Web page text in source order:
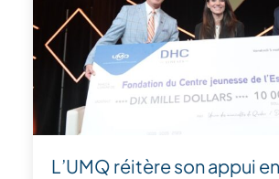
L’UMQ réitère son appui